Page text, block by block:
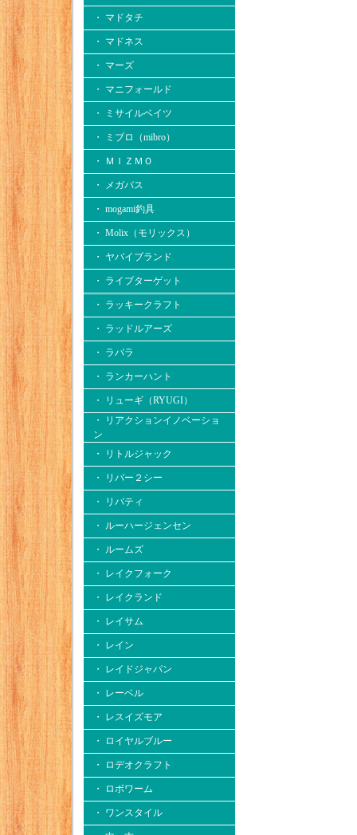
・ マドタチ
・ マドネス
・ マーズ
・ マニフォールド
・ ミサイルベイツ
・ ミブロ（mibro）
・ ＭＩＺＭＯ
・ メガバス
・ mogami釣具
・ Molix（モリックス）
・ ヤバイブランド
・ ライブターゲット
・ ラッキークラフト
・ ラッドルアーズ
・ ラパラ
・ ランカーハント
・ リューギ（RYUGI）
・ リアクションイノベーショ
ン
・ リトルジャック
・ リバー２シー
・ リバティ
・ ルーハージェンセン
・ ルームズ
・ レイクフォーク
・ レイクランド
・ レイサム
・ レイン
・ レイドジャパン
・ レーベル
・ レスイズモア
・ ロイヤルブルー
・ ロデオクラフト
・ ロボワーム
・ ワンスタイル